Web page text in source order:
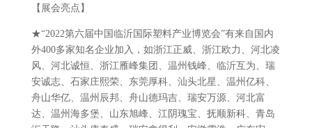
【展会亮点】
★“2022第六届中国临沂国际塑料产业博览会”有来自国内
外400多家知名企业加入，如浙江正威、浙江欧力、河北凌
风、河北诚恒、浙江雁峰集团、温州钱峰、临沂互为、瑞
安诚志、石家庄熙荣、东莞厚科、汕头北星、温州亿科、
舟山华亿、温州辰邦、舟山德玛吉、瑞安万源、河北富
达、温州海多堡、山东旭峰、江阴瑰宝、抚顺新科、青岛